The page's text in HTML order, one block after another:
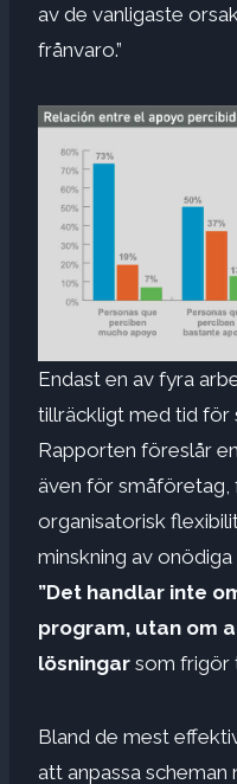
av de vanligaste
frånvaro.”
Endast en av fyra
tillräckligt med tid för
Rapporten föreslår
även för småföretag,
organisatorisk
minskning av
”Det handlar inte
program, utan om
lösningar som frigör
Bland de mest
att anpassa